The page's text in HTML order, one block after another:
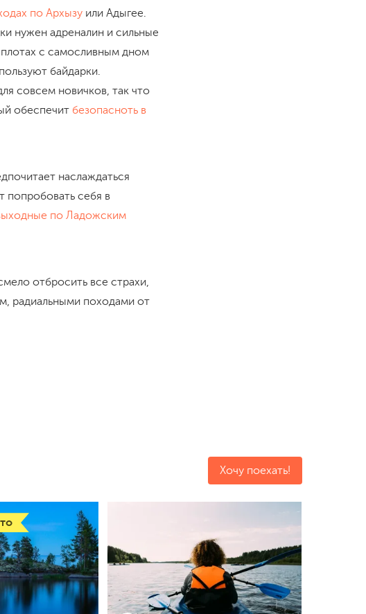
по Архызу или Адыгее.
нужен адреналин и сильные
с самосливным дном
байдарки.
совсем новичков, так что
обеспечит безопасноть в
наслаждаться
попробовать себя в
по Ладожским
отбросить все страхи,
радиальными походами от
Хочу поехать!